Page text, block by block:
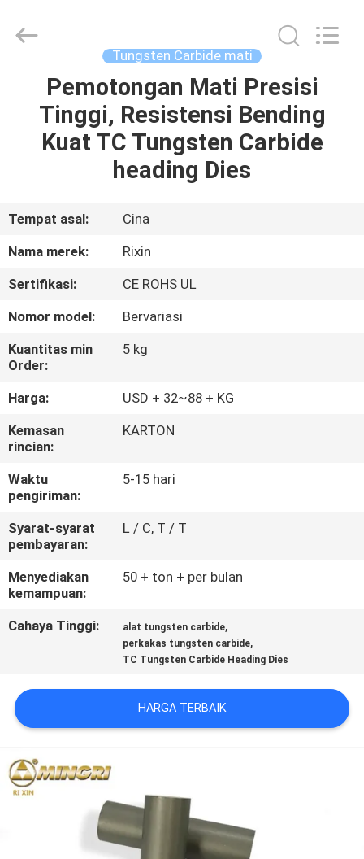
RUMAH
PRODUK
KITA
PABRIK
KONTROL
KUALITAS
HUBUNGI
KAMI
BERITA
QUOTE
REQUEST
SUATU
PRIVACY
Carbide
Tungsten Carbide mati
Pemotongan Mati Presisi
Tinggi, Resistensi Bending
Kuat TC Tungsten Carbide
heading Dies
Tempat asal:
Cina
Nama merek:
Rixin
Sertifikasi:
CE ROHS UL
Nomor model:
Bervariasi
Kuantitas min
Order:
5 kg
Harga:
USD + 32~88 + KG
Kemasan
rincian:
KARTON
Waktu
pengiriman:
5-15 hari
Syarat-syarat
pembayaran:
L / C, T / T
Menyediakan
kemampuan:
50 + ton + per bulan
Cahaya Tinggi: alat tungsten carbide,
perkakas tungsten carbide,
TC Tungsten Carbide Heading Dies
HARGA TERBAIK